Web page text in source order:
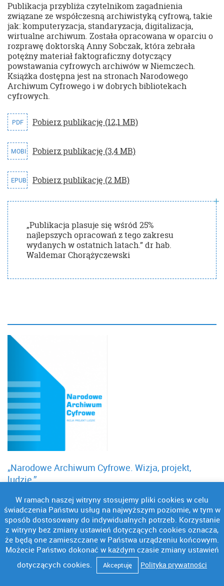
Publikacja przybliża czytelnikom zagadnienia
związane ze współczesną archiwistyką cyfrową, takie
jak: komputeryzacja, standaryzacja, digitalizacja,
wirtualne archiwum. Została opracowana w oparciu o
rozprawę doktorską Anny Sobczak, która zebrała
potężny materiał faktograficzny dotyczący
powstawania cyfrowych archiwów w Niemczech.
Książka dostępna jest na stronach Narodowego
Archiwum Cyfrowego i w dobrych bibliotekach
cyfrowych.
PDF Pobierz publikację (12,1 MB)
MOBI Pobierz publikację (3,4 MB)
EPUB Pobierz publikację (2 MB)
„Publikacja plasuje się wśród 25%
najlepszych opracowań z tego zakresu
wydanych w ostatnich latach.” dr hab.
Waldemar Chorążyczewski
„Narodowe Archiwum Cyfrowe. Wizja, projekt,
ludzie.”
Książka podsumowuje pierwsze lata działalności i
początki archiwistyki cyfrowej w Polsce. Mamy
nadzieję, że publikacja przybliży naszym
użytkownikom niezwykle ważne miejsce digitalizacji i
tworzenia zasobów cyfrowych w budowaniu
nowoczesnej Polski.
Pobierz publikację (9,3 MB)
W ramach naszej witryny stosujemy pliki cookies w celu
świadczenia Państwu usług na najwyższym poziomie, w tym w
sposób dostosowany do indywidualnych potrzeb. Korzystanie
z witryny bez zmiany ustawień dotyczących cookies oznacza,
że będą one zamieszczane w Państwa urządzeniu końcowym.
Możecie Państwo dokonać w każdym czasie zmiany ustawień
dotyczących cookies.
Akceptuję Polityka prywatności